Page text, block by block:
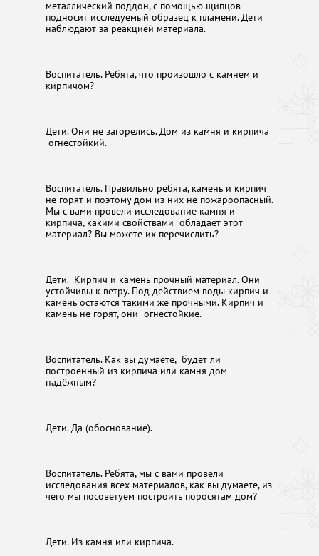
металлический поддон, с помощью щипцов
подносит исследуемый образец к пламени. Дети
наблюдают за реакцией материала.
Воспитатель. Ребята, что произошло с камнем и
кирпичом?
Дети. Они не загорелись. Дом из камня и кирпича
огнестойкий.
Воспитатель. Правильно ребята, камень и кирпич
не горят и поэтому дом из них не пожароопасный.
Мы с вами провели исследование камня и
кирпича, какими свойствами обладает этот
материал? Вы можете их перечислить?
Дети. Кирпич и камень прочный материал. Они
устойчивы к ветру. Под действием воды кирпич и
камень остаются такими же прочными. Кирпич и
камень не горят, они огнестойкие.
Воспитатель. Как вы думаете, будет ли
построенный из кирпича или камня дом
надёжным?
Дети. Да (обоснование).
Воспитатель. Ребята, мы с вами провели
исследования всех материалов, как вы думаете, из
чего мы посоветуем построить поросятам дом?
Дети. Из камня или кирпича.